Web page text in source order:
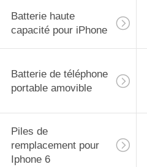
Batterie haute
capacité pour iPhone
Batterie de téléphone
portable amovible
Piles de
remplacement pour
Iphone 6